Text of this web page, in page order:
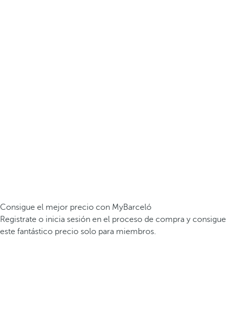
Consigue el mejor precio con MyBarceló
Registrate o inicia sesión en el proceso de compra y consigue
este fantástico precio solo para miembros.